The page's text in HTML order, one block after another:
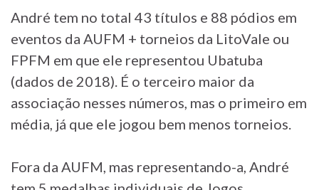
André tem no total 43 títulos e 88 pódios em
eventos da AUFM + torneios da LitoVale ou
FPFM em que ele representou Ubatuba
(dados de 2018). É o terceiro maior da
associação nesses números, mas o primeiro em
média, já que ele jogou bem menos torneios.
Fora da AUFM, mas representando-a, André